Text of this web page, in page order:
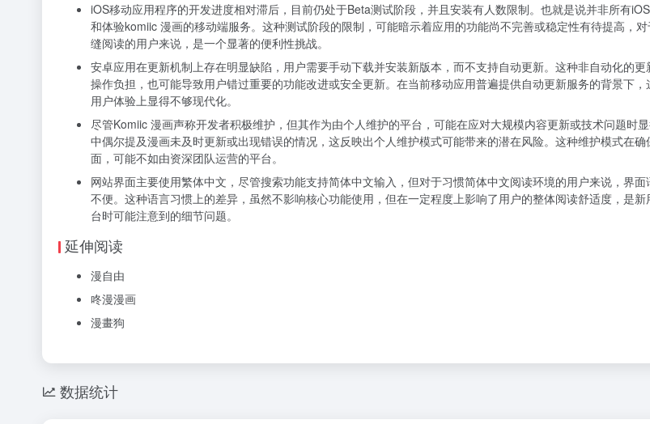
iOS移动应用程序的开发进度相对滞后，目前仍处于Beta测试阶段，并且安装有人数限制。也就是说并非所有
和体验komiic 漫画的移动端服务。这种测试阶段的限制，可能暗示着应用的功能尚不完善或稳定性有待提高，
缝阅读的用户来说，是一个显著的便利性挑战。
安卓应用在更新机制上存在明显缺陷，用户需要手动下载并安装新版本，而不支持自动更新。这种非自动化的
操作负担，也可能导致用户错过重要的功能改进或安全更新。在当前移动应用普遍提供自动更新服务的背景下
用户体验上显得不够现代化。
尽管Komiic 漫画声称开发者积极维护，但其作为由个人维护的平台，可能在应对大规模内容更新或技术问题时
中偶尔提及漫画未及时更新或出现错误的情况，这反映出个人维护模式可能带来的潜在风险。这种维护模式在
面，可能不如由资深团队运营的平台。
网站界面主要使用繁体中文，尽管搜索功能支持简体中文输入，但对于习惯简体中文阅读环境的用户来说，界
不便。这种语言习惯上的差异，虽然不影响核心功能使用，但在一定程度上影响了用户的整体阅读舒适度，是
台时可能注意到的细节问题。
延伸阅读
漫自由
咚漫漫画
漫畫狗
数据统计